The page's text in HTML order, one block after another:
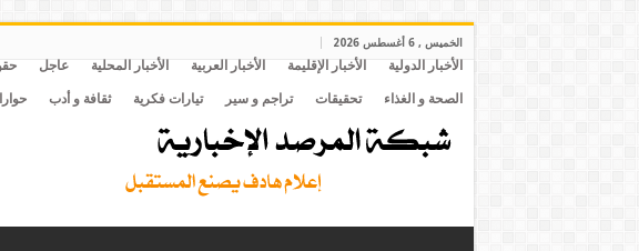
الخميس , 6 أغسطس 2026
الأخبار الدولية الأخبار الإقليمة الأخبار العربية الأخبار المحلية عاجل
الصحة و الغذاء تحقيقات تراجم و سير تيارات فكرية ثقافة و أدب